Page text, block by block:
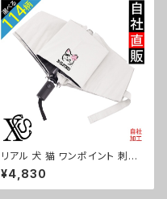
ー シュナウザー パグ ビションフ
リーゼ ori-a-bg178-b10-s
リアル 犬 猫 ワンポイント 刺繍
【形状記憶+自動開閉】 折りたた
み傘 レディース メンズ 55cm
晴雨兼用 UVカット99.9％ 一級
¥4,830